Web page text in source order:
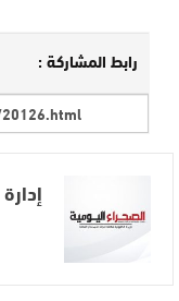
رابط المشاركة :